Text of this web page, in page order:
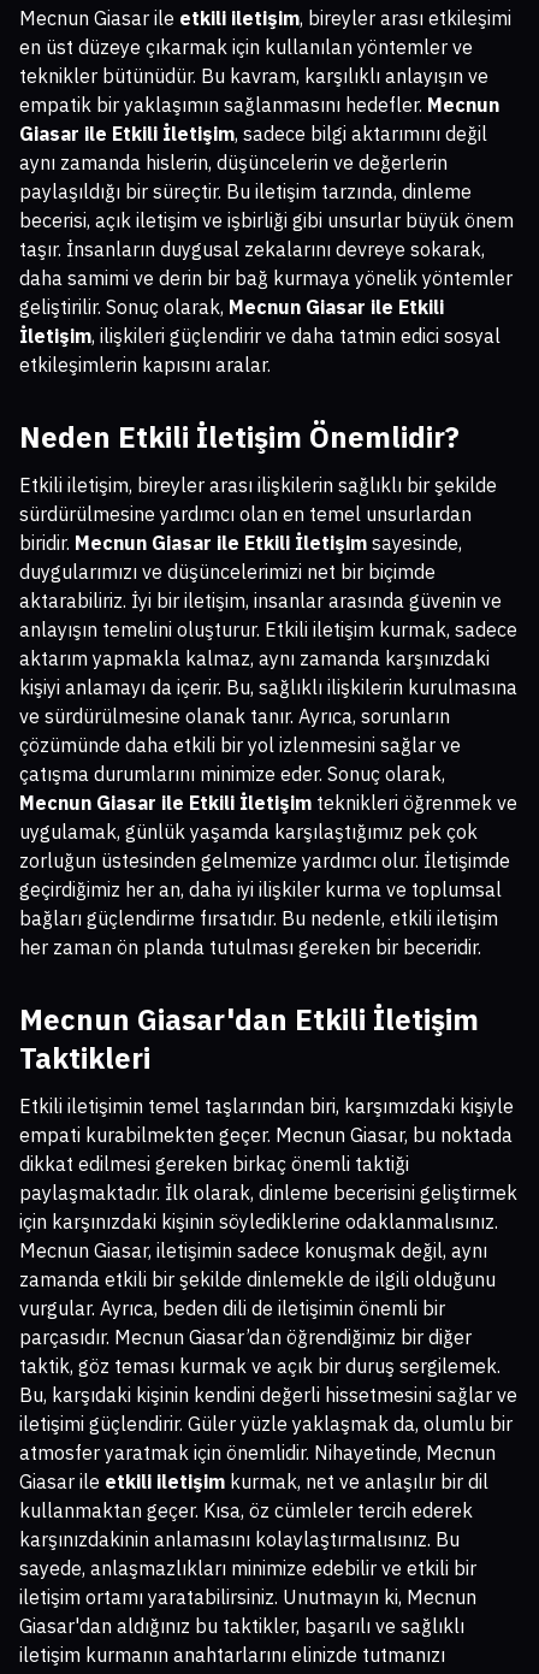
Mecnun Giasar ile etkili iletişim, bireyler arası etkileşimi
en üst düzeye çıkarmak için kullanılan yöntemler ve
teknikler bütünüdür. Bu kavram, karşılıklı anlayışın ve
empatik bir yaklaşımın sağlanmasını hedefler. Mecnun
Giasar ile Etkili İletişim, sadece bilgi aktarımını değil
aynı zamanda hislerin, düşüncelerin ve değerlerin
paylaşıldığı bir süreçtir. Bu iletişim tarzında, dinleme
becerisi, açık iletişim ve işbirliği gibi unsurlar büyük önem
taşır. İnsanların duygusal zekalarını devreye sokarak,
daha samimi ve derin bir bağ kurmaya yönelik yöntemler
geliştirilir. Sonuç olarak, Mecnun Giasar ile Etkili
İletişim, ilişkileri güçlendirir ve daha tatmin edici sosyal
etkileşimlerin kapısını aralar.
Neden Etkili İletişim Önemlidir?
Etkili iletişim, bireyler arası ilişkilerin sağlıklı bir şekilde
sürdürülmesine yardımcı olan en temel unsurlardan
biridir. Mecnun Giasar ile Etkili İletişim sayesinde,
duygularımızı ve düşüncelerimizi net bir biçimde
aktarabiliriz. İyi bir iletişim, insanlar arasında güvenin ve
anlayışın temelini oluşturur. Etkili iletişim kurmak, sadece
aktarım yapmakla kalmaz, aynı zamanda karşınızdaki
kişiyi anlamayı da içerir. Bu, sağlıklı ilişkilerin kurulmasına
ve sürdürülmesine olanak tanır. Ayrıca, sorunların
çözümünde daha etkili bir yol izlenmesini sağlar ve
çatışma durumlarını minimize eder. Sonuç olarak,
Mecnun Giasar ile Etkili İletişim teknikleri öğrenmek ve
uygulamak, günlük yaşamda karşılaştığımız pek çok
zorluğun üstesinden gelmemize yardımcı olur. İletişimde
geçirdiğimiz her an, daha iyi ilişkiler kurma ve toplumsal
bağları güçlendirme fırsatıdır. Bu nedenle, etkili iletişim
her zaman ön planda tutulması gereken bir beceridir.
Mecnun Giasar'dan Etkili İletişim
Taktikleri
Etkili iletişimin temel taşlarından biri, karşımızdaki kişiyle
empati kurabilmekten geçer. Mecnun Giasar, bu noktada
dikkat edilmesi gereken birkaç önemli taktiği
paylaşmaktadır. İlk olarak, dinleme becerisini geliştirmek
için karşınızdaki kişinin söylediklerine odaklanmalısınız.
Mecnun Giasar, iletişimin sadece konuşmak değil, aynı
zamanda etkili bir şekilde dinlemekle de ilgili olduğunu
vurgular. Ayrıca, beden dili de iletişimin önemli bir
parçasıdır. Mecnun Giasar’dan öğrendiğimiz bir diğer
taktik, göz teması kurmak ve açık bir duruş sergilemek.
Bu, karşıdaki kişinin kendini değerli hissetmesini sağlar ve
iletişimi güçlendirir. Güler yüzle yaklaşmak da, olumlu bir
atmosfer yaratmak için önemlidir. Nihayetinde, Mecnun
Giasar ile etkili iletişim kurmak, net ve anlaşılır bir dil
kullanmaktan geçer. Kısa, öz cümleler tercih ederek
karşınızdakinin anlamasını kolaylaştırmalısınız. Bu
sayede, anlaşmazlıkları minimize edebilir ve etkili bir
iletişim ortamı yaratabilirsiniz. Unutmayın ki, Mecnun
Giasar'dan aldığınız bu taktikler, başarılı ve sağlıklı
iletişim kurmanın anahtarlarını elinizde tutmanızı